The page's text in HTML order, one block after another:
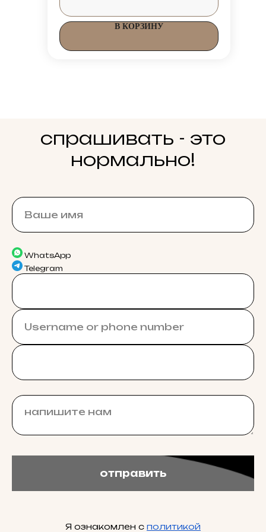
В КОРЗИНУ
спрашивать - это
нормально!
WhatsApp
Telegram
отправить
Я ознакомлен с политикой